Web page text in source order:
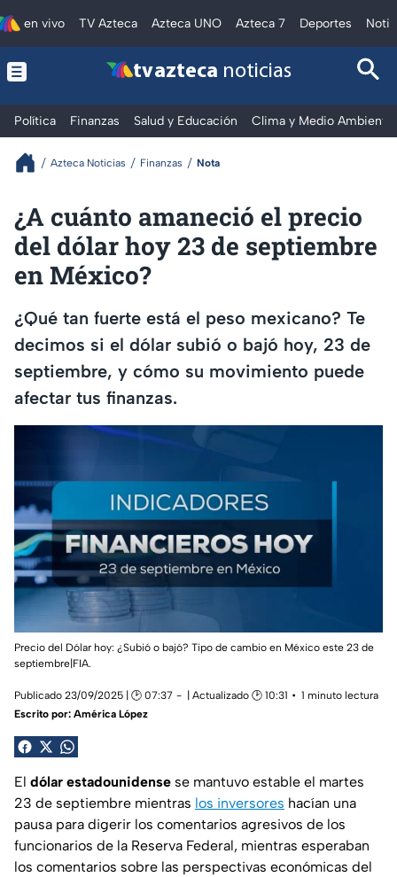
en vivo TV Azteca Azteca UNO Azteca 7 Deportes
tv azteca noticias
Política Finanzas Salud y Educación Clima y Medio Ambiente
Azteca Noticias Finanzas Nota
¿A cuánto amaneció el precio
del dólar hoy 23 de septiembre
en México?
¿Qué tan fuerte está el peso mexicano? Te
decimos si el dólar subió o bajó hoy, 23 de
septiembre, y cómo su movimiento puede
afectar tus finanzas.
Precio del Dólar hoy: ¿Subió o bajó? Tipo de cambio en México este 23 de
septiembre|FIA.
Publicado 23/09/2025 | 🕑 07:37 | Actualizado 🕑 10:31
1 minuto lectura
Escrito por: América López
El dólar estadounidense se mantuvo estable el martes
23 de septiembre mientras los inversores hacían una
pausa para digerir los comentarios agresivos de los
funcionarios de la Reserva Federal, mientras esperaban
los comentarios sobre las perspectivas económicas del